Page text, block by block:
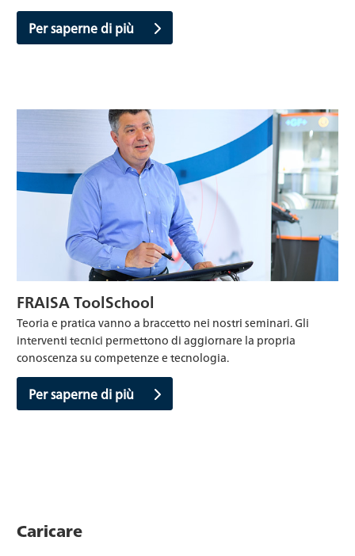
Per saperne di più
FRAISA ToolSchool
Teoria e pratica vanno a braccetto nei nostri seminari. Gli
interventi tecnici permettono di aggiornare la propria
conoscenza su competenze e tecnologia.
Per saperne di più
Caricare